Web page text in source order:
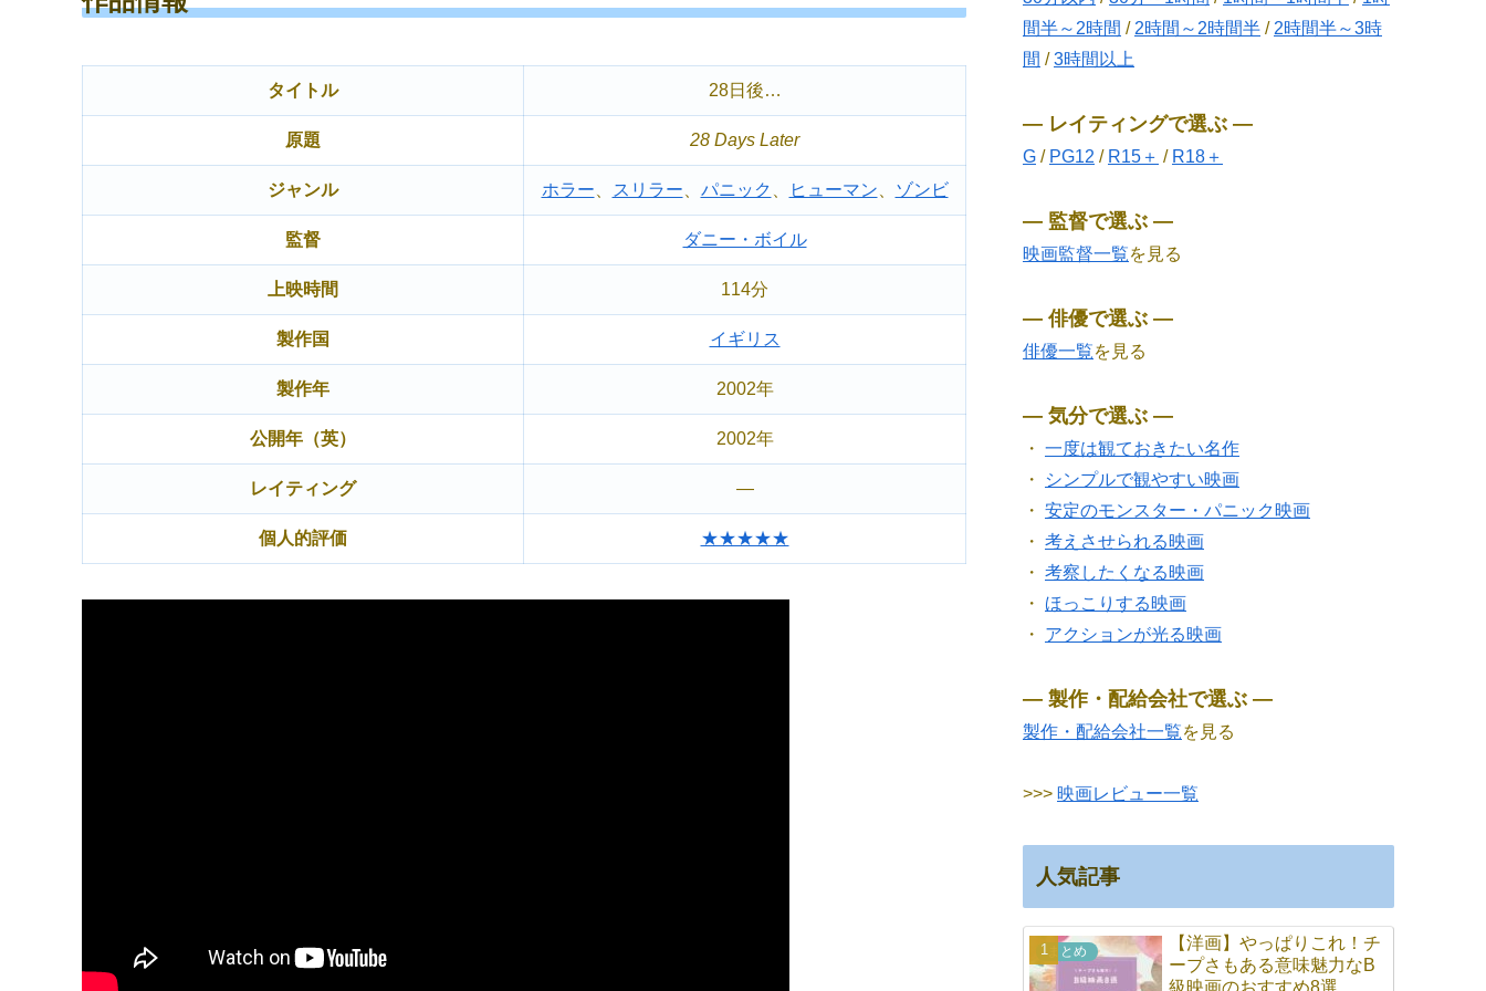
タイトル 28日後…
原題 28 Days Later
ジャンル ホラー スリラー パニック ヒューマン ゾンビ
監督 ダニー・ボイル
上映時間 114分
製作国 イギリス
製作年 2002年
公開年（英） 2002年
レイティング ―
個人的評価 ★★★★★
間半～2時間 / 2時間～2時間半 / 2時間半～3時
間 /3時間以上
― レイティングで選ぶ ―
G / PG12 / R15＋ / R18＋
― 監督で選ぶ ―
映画監督一覧を見る
― 俳優で選ぶ ―
俳優一覧を見る
― 気分で選ぶ ―
・ 一度は観ておきたい名作
・
シンプルで観やすい映画
・ 安定のモンスター・パニック映画
・ 考えさせられる映画
・ 考察したくなる映画
・ ほっこりする映画
・ アクションが光る映画
― 製作・配給会社で選ぶ ―
製作・配給会社一覧を見る
>>> 映画レビュー一覧
人気記事
まとめ
【洋画】やっぱりこれ！チ
ープさもある意味魅力なB
級映画のおすすめ8選